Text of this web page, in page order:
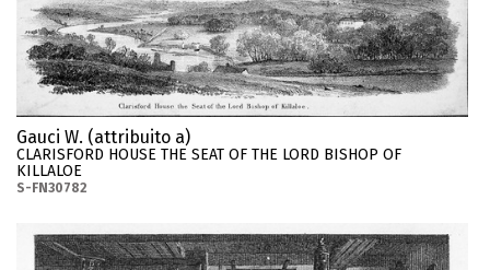
Gauci W. (attribuito a)
CLARISFORD HOUSE THE SEAT OF THE LORD BISHOP OF
KILLALOE
S-FN30782